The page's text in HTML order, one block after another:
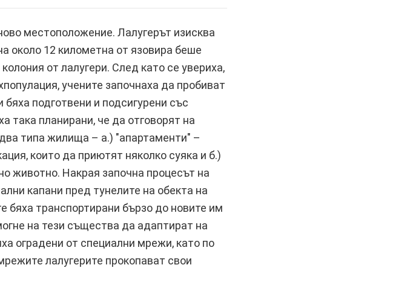
местоположение. Лалугерът изисква
около 12 километна от язовира беше
от лалугери. След като се увериха,
учените започнаха да пробиват
подготвени и подсигурени със
така планирани, че да отговорят на
типа жилища – а.) "апартаменти" –
които да приютят няколко суяка и б.)
животно. Накрая започна процесът на
капани пред тунелите на обекта на
бяха транспортирани бързо до новите им
на тези същества да адаптират на
оградени от специални мрежи, като по
лалугерите прокопават свои